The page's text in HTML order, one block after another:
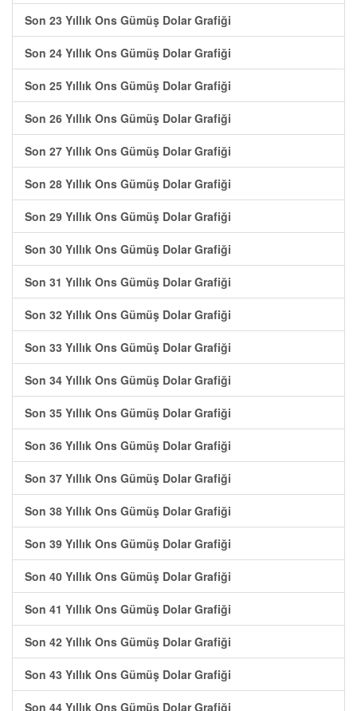
Son 23 Yıllık Ons Gümüş Dolar Grafiği
Son 24 Yıllık Ons Gümüş Dolar Grafiği
Son 25 Yıllık Ons Gümüş Dolar Grafiği
Son 26 Yıllık Ons Gümüş Dolar Grafiği
Son 27 Yıllık Ons Gümüş Dolar Grafiği
Son 28 Yıllık Ons Gümüş Dolar Grafiği
Son 29 Yıllık Ons Gümüş Dolar Grafiği
Son 30 Yıllık Ons Gümüş Dolar Grafiği
Son 31 Yıllık Ons Gümüş Dolar Grafiği
Son 32 Yıllık Ons Gümüş Dolar Grafiği
Son 33 Yıllık Ons Gümüş Dolar Grafiği
Son 34 Yıllık Ons Gümüş Dolar Grafiği
Son 35 Yıllık Ons Gümüş Dolar Grafiği
Son 36 Yıllık Ons Gümüş Dolar Grafiği
Son 37 Yıllık Ons Gümüş Dolar Grafiği
Son 38 Yıllık Ons Gümüş Dolar Grafiği
Son 39 Yıllık Ons Gümüş Dolar Grafiği
Son 40 Yıllık Ons Gümüş Dolar Grafiği
Son 41 Yıllık Ons Gümüş Dolar Grafiği
Son 42 Yıllık Ons Gümüş Dolar Grafiği
Son 43 Yıllık Ons Gümüş Dolar Grafiği
Son 44 Yıllık Ons Gümüş Dolar Grafiği